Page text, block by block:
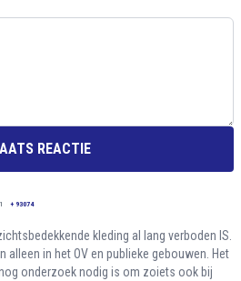
REACTIE
+ 93074
kleding al lang verboden IS.
alleen in het OV en publieke gebouwen. Het
onderzoek nodig is om zoiets ook bij